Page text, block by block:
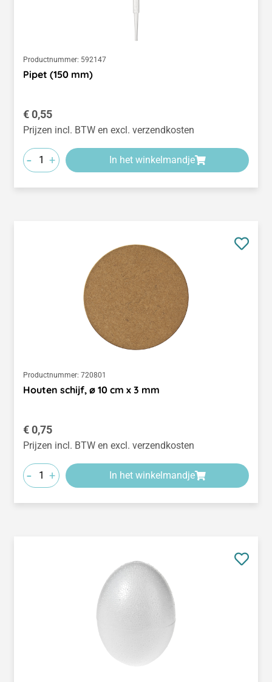
Productnummer: 592147
Pipet (150 mm)
Normale prijs:
€ 0,55
Prijzen incl. BTW en excl. verzendkosten
- + In het winkelmandje
Productnummer: 720801
Houten schijf, ø 10 cm x 3 mm
Normale prijs:
€ 0,75
Prijzen incl. BTW en excl. verzendkosten
- + In het winkelmandje